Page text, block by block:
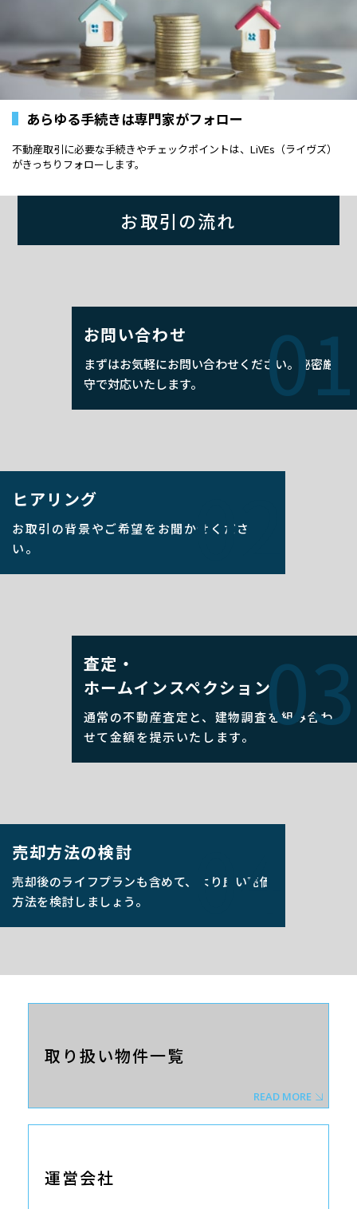
あらゆる手続きは専門家がフォロー
不動産取引に必要な手続きやチェックポイントは、LiVEs（ライヴズ）
がきっちりフォローします。
お取引の流れ
01
お問い合わせ
まずはお気軽にお問い合わせください。秘密厳
守で対応いたします。
02
ヒアリング
お取引の背景やご希望をお聞かせくださ
い。
03
査定・
ホームインスペクション
通常の不動産査定と、 建物調査を組み合わ
せて金額を提示いたします。
04
売却方法の検討
売却後のライフプランも含めて、より良い売価
方法を検討しましょう。
取り扱い物件一覧
READ MORE
運営会社